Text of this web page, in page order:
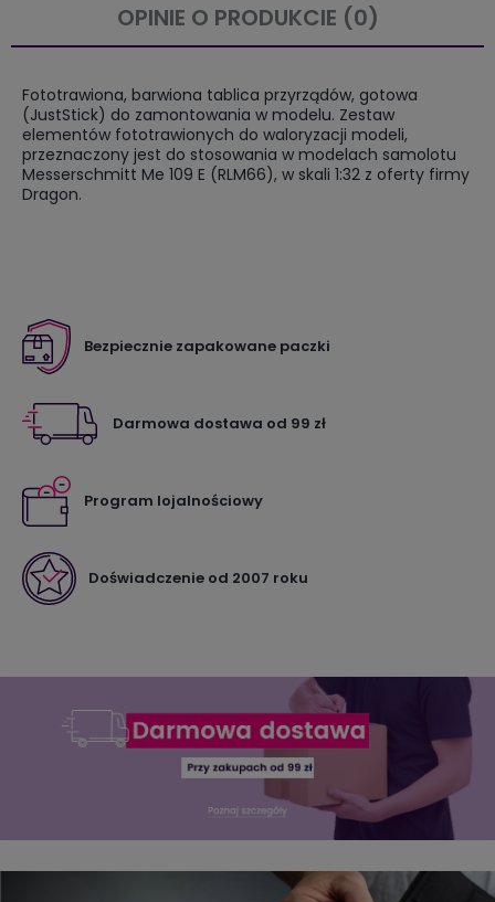
OPINIE O PRODUKCIE (0)
Fototrawiona, barwiona tablica przyrządów, gotowa
(JustStick) do zamontowania w modelu. Zestaw
elementów fototrawionych do waloryzacji modeli,
przeznaczony jest do stosowania w modelach samolotu
Messerschmitt Me 109 E (RLM66), w skali 1:32 z oferty firmy
Dragon.
Bezpiecznie zapakowane paczki
Darmowa dostawa od 99 zł
Program lojalnościowy
Doświadczenie od 2007 roku